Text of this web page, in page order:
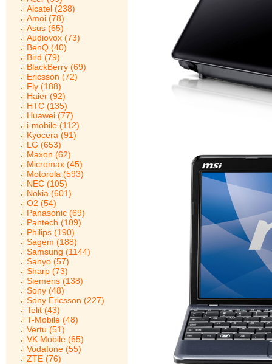
Alcatel (238)
Amoi (78)
Asus (65)
Audiovox (73)
BenQ (40)
Bird (79)
BlackBerry (69)
Ericsson (72)
Fly (188)
Haier (92)
HTC (135)
Huawei (77)
i-mobile (112)
Kyocera (91)
LG (653)
Maxon (62)
Micromax (45)
Motorola (593)
NEC (105)
Nokia (601)
O2 (54)
Panasonic (69)
Pantech (109)
Philips (190)
Sagem (188)
Samsung (1144)
Sanyo (57)
Sharp (73)
Siemens (138)
Sony (48)
Sony Ericsson (227)
Telit (43)
T-Mobile (48)
Vertu (51)
VK Mobile (65)
Vodafone (55)
ZTE (76)